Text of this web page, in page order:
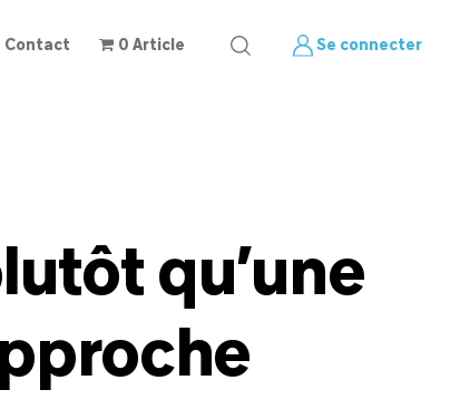
Contact 0 Article Se connecter
qu’une